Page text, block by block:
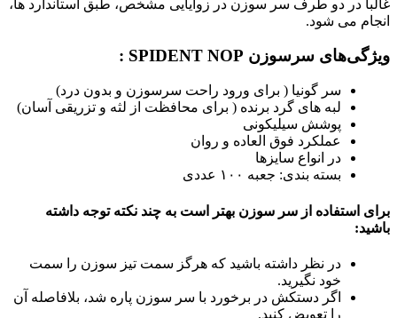
غالبا در دو طرف سر سوزن در زوایایی مشخص، طبق استاندارد ها،
انجام می شود.
ویژگی‌های سرسوزن SPIDENT NOP :
سر گونيا ( براى ورود راحت سرسوزن و بدون درد)
لبه هاى گرد برنده ( براى محافظت از لثه و تزريقى آسان)
پوشش سيليكونى
عملكرد فوق العاده و روان
در انواع سايزها
بسته بندی: جعبه ۱۰۰ عددی
برای استفاده از سر سوزن بهتر است به چند نکته توجه داشته
باشید:
در نظر داشته باشید که هرگز سمت تیز سوزن را سمت
خود نگیرید.
اگر دستکش در برخورد با سر سوزن پاره شد، بلافاصله آن
را تعویض کنید.